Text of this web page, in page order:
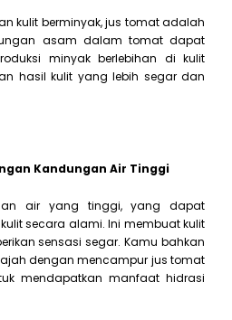
kulit berminyak, jus tomat adalah
asam dalam tomat dapat
minyak berlebihan di kulit
hasil kulit yang lebih segar dan
Kandungan Air Tinggi
air yang tinggi, yang dapat
secara alami. Ini membuat kulit
sensasi segar. Kamu bahkan
dengan mencampur jus tomat
mendapatkan manfaat hidrasi